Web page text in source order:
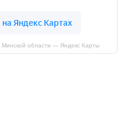
области — Яндекс Карты